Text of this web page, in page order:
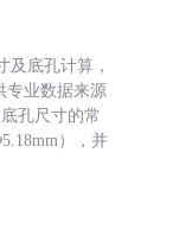
及底孔计算，
专业数据来源
孔尺寸的常
），并